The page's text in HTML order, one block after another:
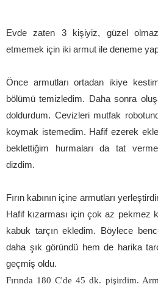
Evde zaten 3 kişiyiz, güzel
etmemek için iki armut ile deneme
Önce armutları ortadan ikiye
bölümü temizledim. Daha sonra
doldurdum. Cevizleri mutfak
koymak istemedim. Hafif ezerek
beklettiğim hurmaları da tat
dizdim.
Fırın kabının içine armutları
Hafif kızarması için çok az pekmez
kabuk tarçın ekledim. Böylece
daha şık göründü hem de harika
geçmiş oldu.
Fırında 180 C'de 45 dk. pişirdim.